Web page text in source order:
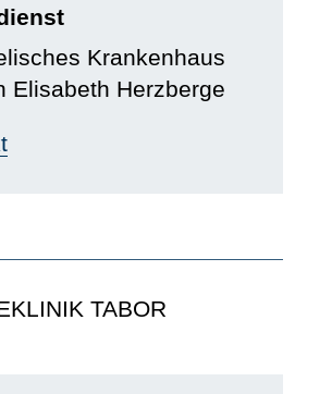
Krankenhaus
Elisabeth Herzberge
TABOR